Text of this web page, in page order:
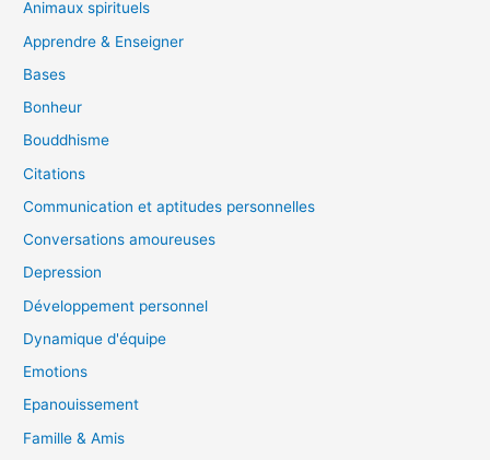
Animaux spirituels
Apprendre & Enseigner
Bases
Bonheur
Bouddhisme
Citations
Communication et aptitudes personnelles
Conversations amoureuses
Depression
Développement personnel
Dynamique d'équipe
Emotions
Epanouissement
Famille & Amis